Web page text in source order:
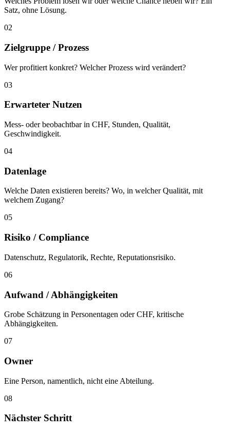
Satz, ohne Lösung.
02
Zielgruppe / Prozess
Wer profitiert konkret? Welcher Prozess wird verändert?
03
Erwarteter Nutzen
Mess- oder beobachtbar in CHF, Stunden, Qualität,
Geschwindigkeit.
04
Datenlage
Welche Daten existieren bereits? Wo, in welcher Qualität, mit
welchem Zugang?
05
Risiko / Compliance
Datenschutz, Regulatorik, Rechte, Reputationsrisiko.
06
Aufwand / Abhängigkeiten
Grobe Schätzung in Personentagen oder CHF, kritische
Abhängigkeiten.
07
Owner
Eine Person, namentlich, nicht eine Abteilung.
08
Nächster Schritt